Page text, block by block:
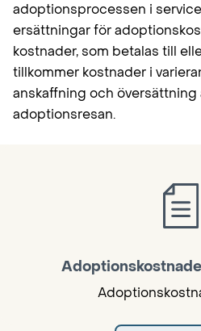
adoptionsprocessen i
ersättningar för
kostnader, som betalas till
tillkommer kostnader i
anskaffning och
adoptionsresan.